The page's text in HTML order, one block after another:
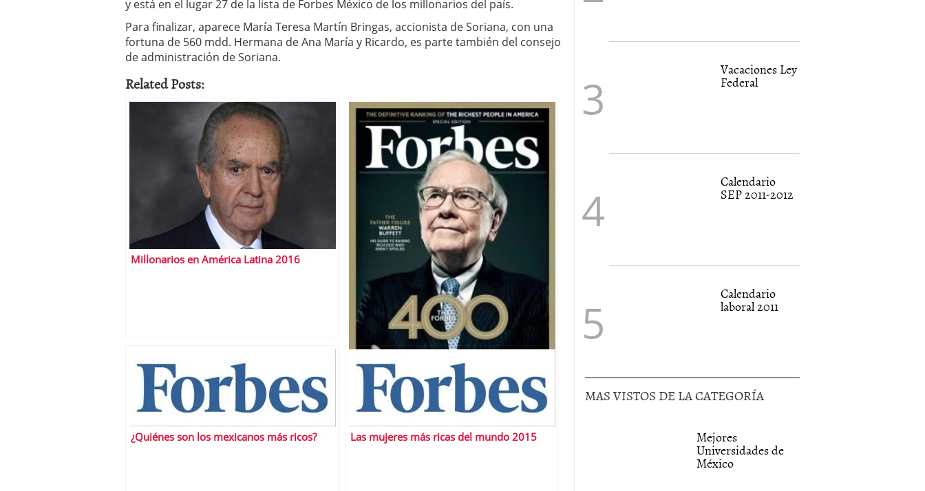
y está en el lugar 27 de la lista de Forbes México de los millonarios del país.
Para finalizar, aparece María Teresa Martín Bringas, accionista de Soriana, con una
fortuna de 560 mdd. Hermana de Ana María y Ricardo, es parte también del consejo
de administración de Soriana.
Related Posts:
Millonarios en América Latina 2016
Los hombres más ricos de Estados Unidos
¿Quiénes son los mexicanos más ricos? Las mujeres más ricas del mundo 2015
Vacaciones Ley
Federal
Calendario
SEP 2011-2012
Calendario
laboral 2011
MAS VISTOS DE LA CATEGORÍA
Mejores
Universidades de
México